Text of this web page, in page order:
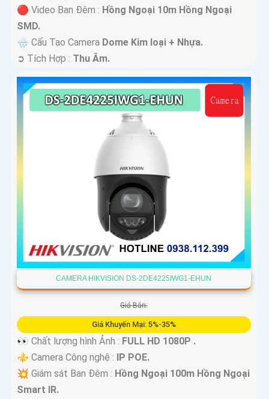
🔴 Video Ban Đêm : Hồng Ngoại 10m Hồng Ngoại
SMD.
🌧️ Cấu Tạo Camera Dome Kim loại + Nhựa.
️➲ Tích Hợp : Thu Âm.
CAMERA HIKVISION DS-2DE4225IWG1-EHUN
Giá Bán:
Giá Khuyến Mại: 5%-35%
️
👀 Chất lượng hình Ảnh : FULL HD 1080P .
⚜️ Camera Công nghệ : IP POE.
💥 Giám sát Ban Đêm : Hồng Ngoại 100m Hồng Ngoại
Smart IR.